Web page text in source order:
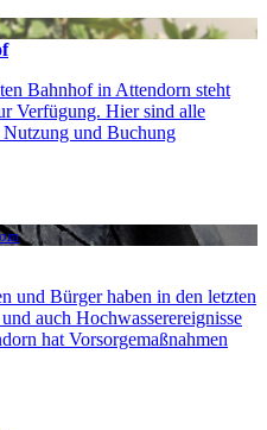
Bahnhof in Attendorn steht
Verfügung. Hier sind alle
und Buchung
und Bürger haben in den letzten
auch Hochwasserereignisse
hat Vorsorgemaßnahmen